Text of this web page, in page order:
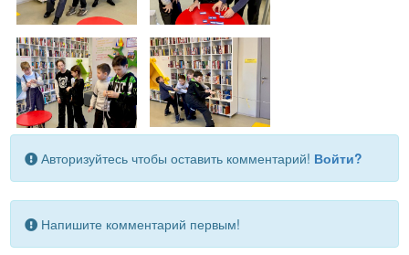
Авторизуйтесь чтобы оставить комментарий! Войти?
Напишите комментарий первым!